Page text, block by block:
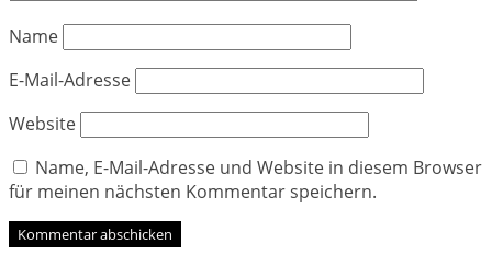
Name
E-Mail-Adresse
Website
Name, E-Mail-Adresse und Website in diesem Browser
für meinen nächsten Kommentar speichern.